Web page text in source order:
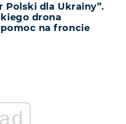
Polski dla Ukrainy”.
drona
na froncie
ad